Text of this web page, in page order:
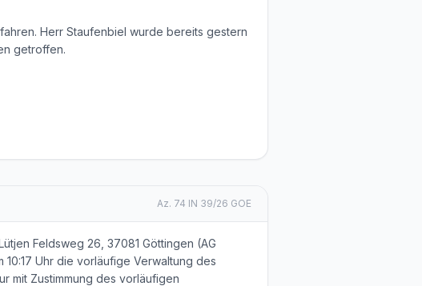
Herr Staufenbiel wurde bereits gestern
getroffen.
Az. 74 IN 39/26 GOE
Feldsweg 26, 37081 Göttingen (AG
10:17 Uhr die vorläufige Verwaltung des
mit Zustimmung des vorläufigen